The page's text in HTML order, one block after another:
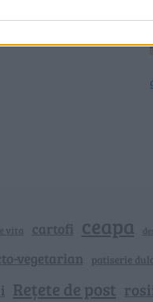
vita cartofi ceapa
vegetarian patiserie
Rețete de post